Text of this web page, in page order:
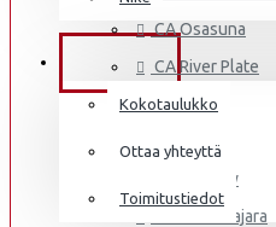
Italia
Frenkie de Jong
Mbappé
Donnarumma
A.Becker
TIEDOT
Kokotaulukko
Ottaa yhteyttä
Toimitustiedot
CA Osasuna
CA River Plate
Cádiz CF
Cagliari
Cardiff City
CD Guadalajara